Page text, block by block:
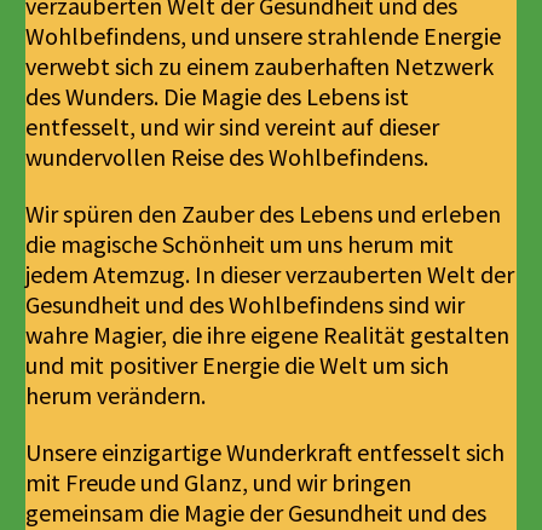
Wohlbefindens, und unsere strahlende Energie
verwebt sich zu einem zauberhaften Netzwerk
des Wunders. Die Magie des Lebens ist
entfesselt, und wir sind vereint auf dieser
wundervollen Reise des Wohlbefindens.
Wir spüren den Zauber des Lebens und erleben
die magische Schönheit um uns herum mit
jedem Atemzug. In dieser verzauberten Welt der
Gesundheit und des Wohlbefindens sind wir
wahre Magier, die ihre eigene Realität gestalten
und mit positiver Energie die Welt um sich
herum verändern.
Unsere einzigartige Wunderkraft entfesselt sich
mit Freude und Glanz, und wir bringen
gemeinsam die Magie der Gesundheit und des